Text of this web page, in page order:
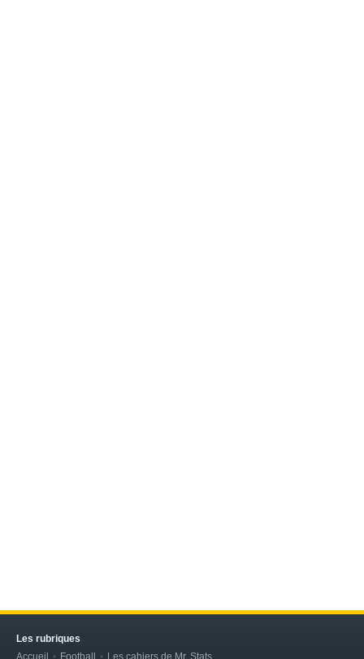
Les rubriques
Accueil
Football Les cahiers de Mr. Stats